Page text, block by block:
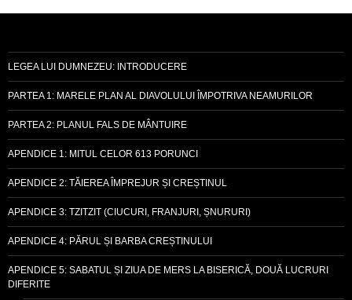
LEGEA LUI DUMNEZEU: INTRODUCERE
PARTEA 1: MARELE PLAN AL DIAVOLULUI ÎMPOTRIVA NEAMURILOR
PARTEA 2: PLANUL FALS DE MÂNTUIRE
APENDICE 1: MITUL CELOR 613 PORUNCI
APENDICE 2: TĂIEREA ÎMPREJUR ȘI CREȘTINUL
APENDICE 3: TZITZIT (CIUCURI, FRANJURI, ȘNURURI)
APENDICE 4: PĂRUL ȘI BARBA CREȘTINULUI
APENDICE 5: SABATUL ȘI ZIUA DE MERS LA BISERICĂ, DOUĂ LUCRURI
DIFERITE